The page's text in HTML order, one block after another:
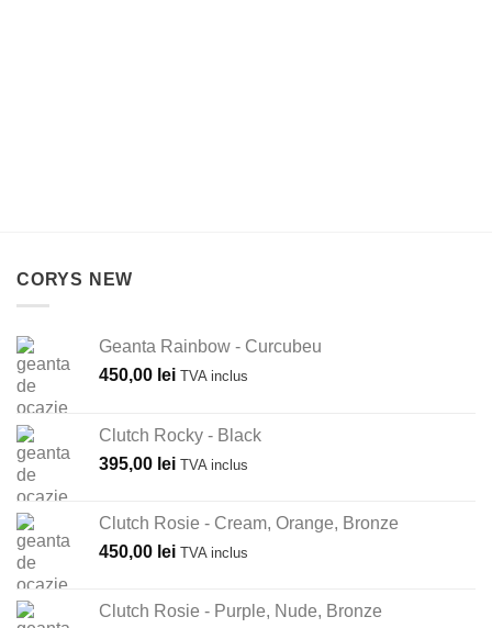
CORYS NEW
Geanta Rainbow - Curcubeu
450,00 lei TVA inclus
Clutch Rocky - Black
395,00 lei TVA inclus
Clutch Rosie - Cream, Orange, Bronze
450,00 lei TVA inclus
Clutch Rosie - Purple, Nude, Bronze